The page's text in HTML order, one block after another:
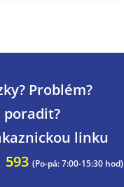
Problém?
linku
593 (Po-pá: 7:00-15:30 hod)